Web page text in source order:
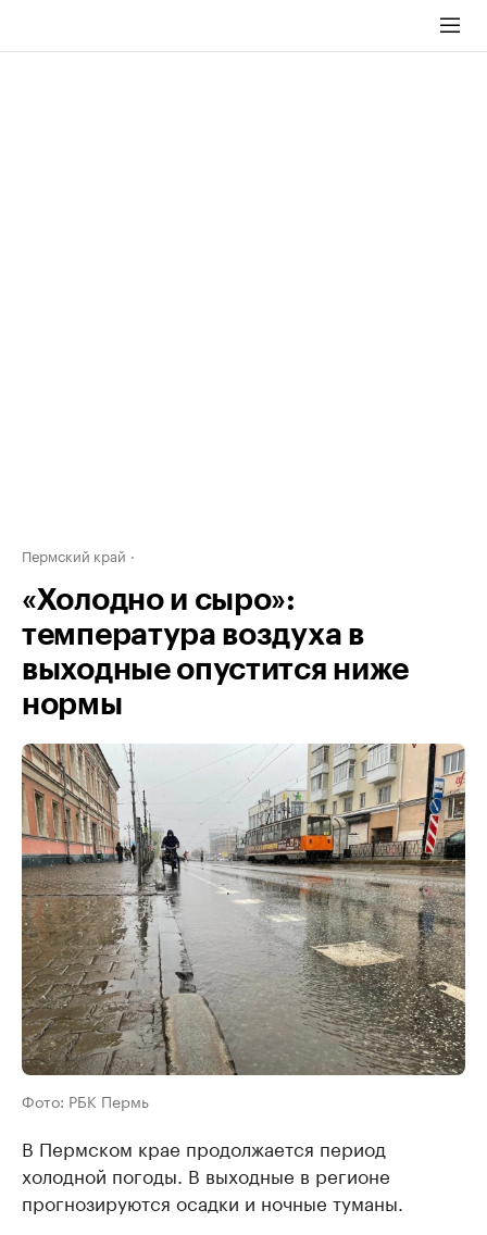
Пермский край
«Холодно и сыро»:
температура воздуха в
выходные опустится ниже
нормы
Фото: РБК Пермь
В Пермском крае продолжается период
холодной погоды. В выходные в регионе
прогнозируются осадки и ночные туманы.